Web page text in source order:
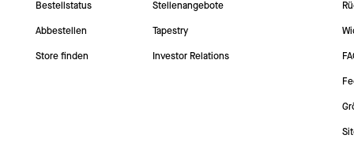
Bestellstatus
Abbestellen
Store finden
Stellenangebote
Tapestry
Investor Relations